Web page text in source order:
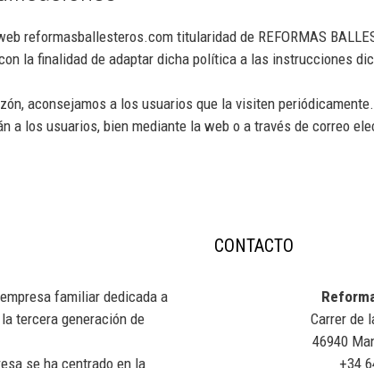
reformasballesteros.com titularidad de REFORMAS
la finalidad de adaptar dicha política a las instrucciones
aconsejamos a los usuarios que la visiten
a los usuarios, bien mediante la web o a través de correo
familiar dedicada a
tercera generación de
se ha centrado en la
CONTACTO
Carrer de
46940
+34